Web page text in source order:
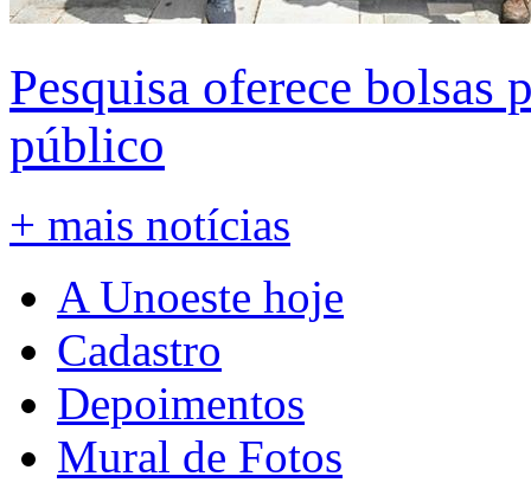
Pesquisa oferece bolsas
público
+ mais notícias
A Unoeste hoje
Cadastro
Depoimentos
Mural de Fotos